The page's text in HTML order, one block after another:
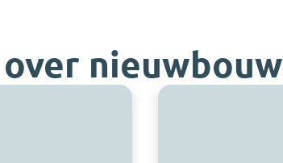
nieuwbouw